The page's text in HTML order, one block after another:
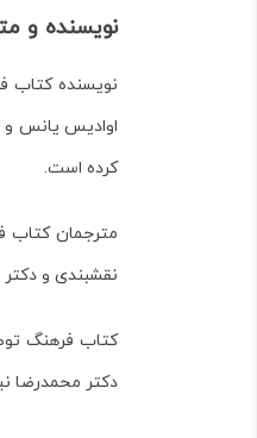
نویسنده و
نویسنده کتاب
اوادیس یانس و
کرده است.
مترجمان کتاب
نقشبندی و
کتاب فرهنگ
دکتر محمدرضا